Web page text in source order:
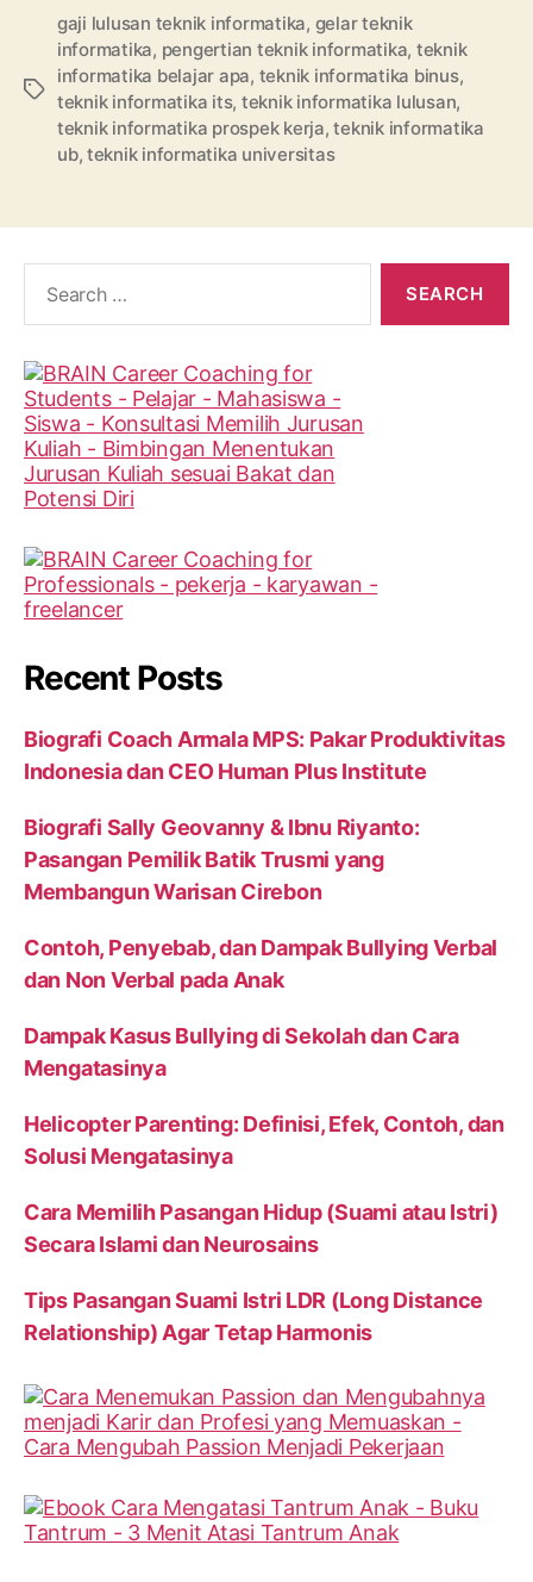
Tags
gaji lulusan teknik informatika, gelar teknik
informatika, pengertian teknik informatika, teknik
informatika belajar apa, teknik informatika binus,
teknik informatika its, teknik informatika lulusan,
teknik informatika prospek kerja,teknik informatika
ub, teknik informatika universitas
Recent Posts
Biografi Coach Armala MPS: Pakar Produktivitas
Indonesia dan CEO Human Plus Institute
Biografi Sally Geovanny & Ibnu Riyanto:
Pasangan Pemilik Batik Trusmi yang
Membangun Warisan Cirebon
Contoh, Penyebab, dan Dampak Bullying Verbal
dan Non Verbal pada Anak
Dampak Kasus Bullying di Sekolah dan Cara
Mengatasinya
Helicopter Parenting: Definisi, Efek, Contoh, dan
Solusi Mengatasinya
Cara Memilih Pasangan Hidup (Suami atau Istri)
Secara Islami dan Neurosains
Tips Pasangan Suami Istri LDR (Long Distance
Relationship) Agar Tetap Harmonis